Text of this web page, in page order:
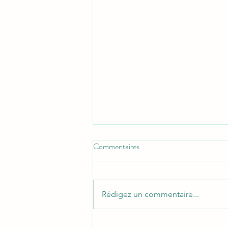
Rénovation à Toulouse
Commentaires
Rédigez un commentaire...